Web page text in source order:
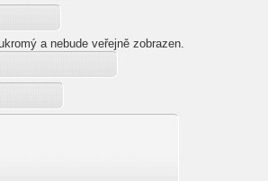
a nebude veřejně zobrazen.